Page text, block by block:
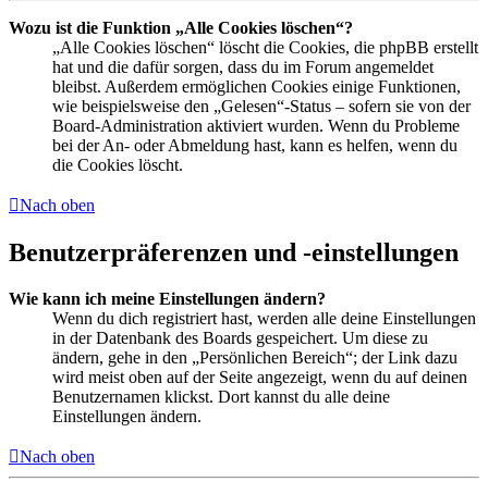
Wozu ist die Funktion „Alle Cookies löschen“?
„Alle Cookies löschen“ löscht die Cookies, die phpBB erstellt
hat und die dafür sorgen, dass du im Forum angemeldet
bleibst. Außerdem ermöglichen Cookies einige Funktionen,
wie beispielsweise den „Gelesen“-Status – sofern sie von der
Board-Administration aktiviert wurden. Wenn du Probleme
bei der An- oder Abmeldung hast, kann es helfen, wenn du
die Cookies löscht.
Nach oben
Benutzerpräferenzen und -einstellungen
Wie kann ich meine Einstellungen ändern?
Wenn du dich registriert hast, werden alle deine Einstellungen
in der Datenbank des Boards gespeichert. Um diese zu
ändern, gehe in den „Persönlichen Bereich“; der Link dazu
wird meist oben auf der Seite angezeigt, wenn du auf deinen
Benutzernamen klickst. Dort kannst du alle deine
Einstellungen ändern.
Nach oben